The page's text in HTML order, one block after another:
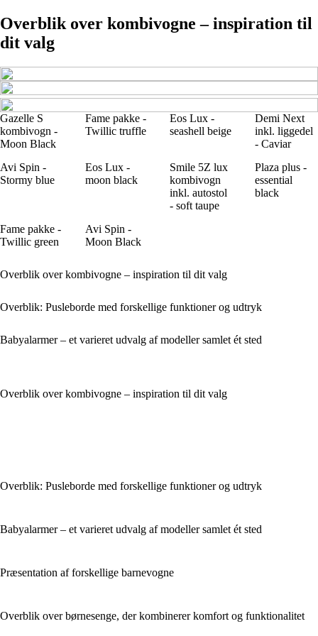
Overblik over kombivogne – inspiration til
dit valg
Gazelle S
kombivogn -
Moon Black
Fame pakke -
Twillic truffle
Eos Lux -
seashell beige
Demi Next
inkl. liggedel
- Caviar
Avi Spin -
Stormy blue
Eos Lux -
moon black
Smile 5Z lux
kombivogn
inkl. autostol
- soft taupe
Plaza plus -
essential
black
Fame pakke -
Twillic green
Avi Spin -
Moon Black
Overblik over kombivogne – inspiration til dit valg
Overblik: Pusleborde med forskellige funktioner og udtryk
Babyalarmer – et varieret udvalg af modeller samlet ét sted
Overblik over kombivogne – inspiration til dit valg
Overblik: Pusleborde med forskellige funktioner og udtryk
Babyalarmer – et varieret udvalg af modeller samlet ét sted
Præsentation af forskellige barnevogne
Overblik over børnesenge, der kombinerer komfort og funktionalitet